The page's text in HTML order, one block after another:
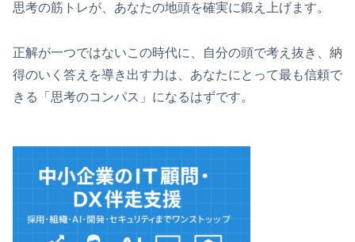
思考の筋トレが、あなたの地頭を確実に鍛え上げます。
正解が一つではないこの時代に、自分の頭で考え抜き、納
得のいく答えを導き出す力は、あなたにとって最も信頼で
きる「思考のコンパス」になるはずです。